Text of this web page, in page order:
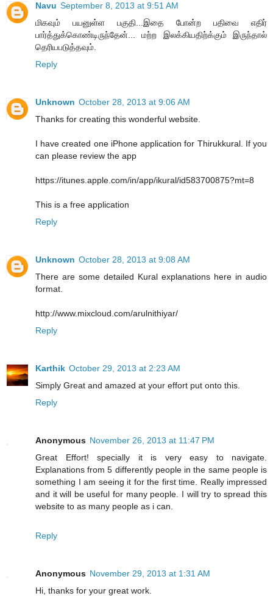
Navu September 8, 2013 at 9:51 AM
மிகவும் பயனுள்ள பகுதி...இதை போன்ற பதிவை எதிர்
பார்த்துக்கொண்டிருந்தேன்... மற்ற இலக்கியதிற்க்கும் இருந்தால்
தெரியபடுத்தவும்.
Reply
Unknown October 28, 2013 at 9:06 AM
Thanks for creating this wonderful website.
I have created one iPhone application for Thirukkural. If you
can please review the app
https://itunes.apple.com/in/app/ikural/id583700875?mt=8
This is a free application
Reply
Unknown October 28, 2013 at 9:08 AM
There are some detailed Kural explanations here in audio
format.
http://www.mixcloud.com/arulnithiyar/
Reply
Karthik October 29, 2013 at 2:23 AM
Simply Great and amazed at your effort put onto this.
Reply
Anonymous November 26, 2013 at 11:47 PM
Great Effort! specially it is very easy to navigate.
Explanations from 5 differently people in the same people is
something I am seeing it for the first time. Really impressed
and it will be useful for many people. I will try to spread this
website to as many people as i can.
Reply
Anonymous November 29, 2013 at 1:31 AM
Hi, thanks for your great work.